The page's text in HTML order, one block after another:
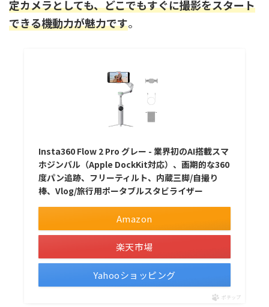
定カメラとしても、どこでもすぐに撮影をスタート
できる機動力が魅力です。
Insta360 Flow 2 Pro グレー - 業界初のAI搭載スマ
ホジンバル（Apple DockKit対応）、画期的な360
度パン追跡、フリーティルト、内蔵三脚/自撮り
棒、Vlog/旅行用ポータブルスタビライザー
Amazon
楽天市場
Yahooショッピング
ポチップ